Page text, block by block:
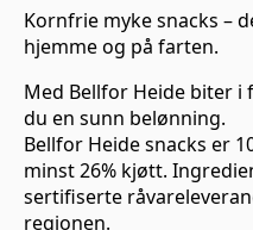
Kornfrie myke snacks –
hjemme og på farten.
Med Bellfor Heide biter i
du en sunn belønning.
Bellfor Heide snacks er
minst 26% kjøtt.
sertifiserte
regionen.